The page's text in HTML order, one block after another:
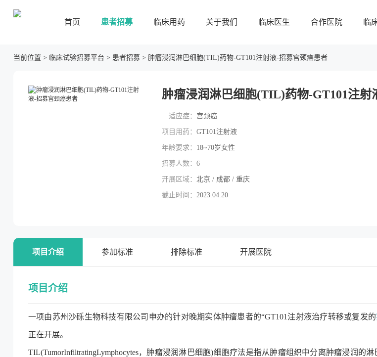
首页 患者招募 临床用药 关于我们 临床医生 合作医院 临
当前位置 > 临床试验招募平台 > 患者招募 > 肿瘤浸润淋巴细胞(TIL)药物-GT101注射液-招募宫颈癌患者
肿瘤浸润淋巴细胞(TIL)药物-GT101注射
适应症： 宫颈癌
项目用药： GT101注射液
年龄要求： 18~70岁女性
招募人数： 6
开展区域： 北京 / 成都 / 重庆
截止时间： 2023.04.20
项目介绍 参加标准 排除标准 开展医院
项目介绍
一项由苏州沙砾生物科技有限公司申办的针对晚期实体肿瘤患者的“GT101注射液治疗转移或复发的
正在开展。
TIL(TumorInfiltratingLymphocytes，肿瘤浸润淋巴细胞)细胞疗法是指从肿瘤组织中分离肿瘤浸润的